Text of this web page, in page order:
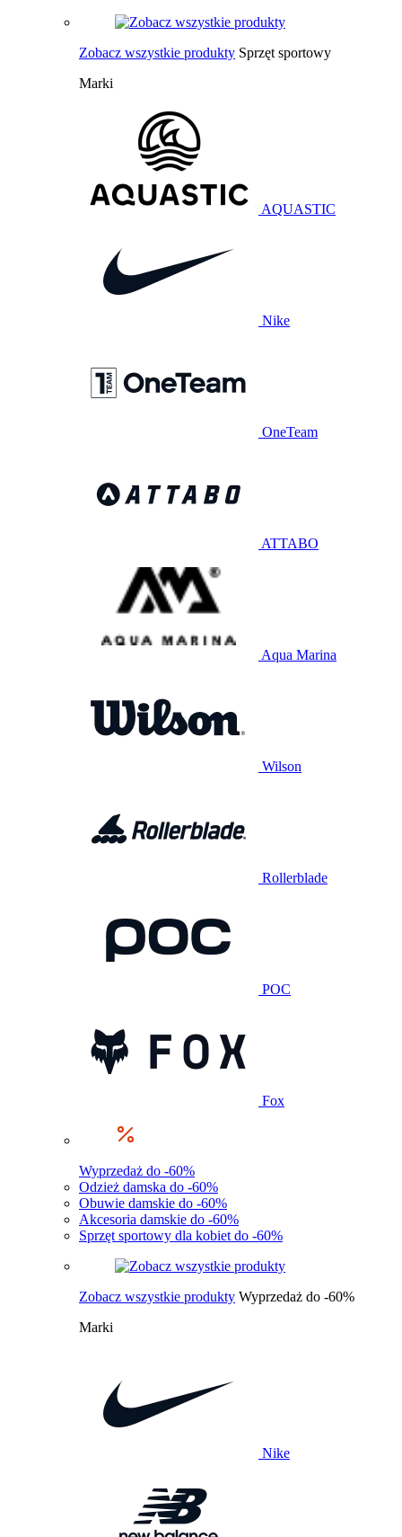
Zobacz wszystkie produkty Sprzęt sportowy
Marki
AQUASTIC
Nike
OneTeam
ATTABO
Aqua Marina
Wilson
Rollerblade
POC
Fox
Wyprzedaż do -60%
Odzież damska do -60%
Obuwie damskie do -60%
Akcesoria damskie do -60%
Sprzęt sportowy dla kobiet do -60%
Zobacz wszystkie produkty Wyprzedaż do -60%
Marki
Nike